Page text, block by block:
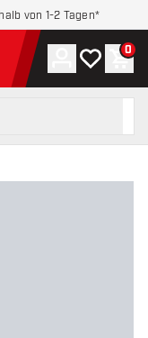
von 1-2 Tagen*
Konto
Meine 0